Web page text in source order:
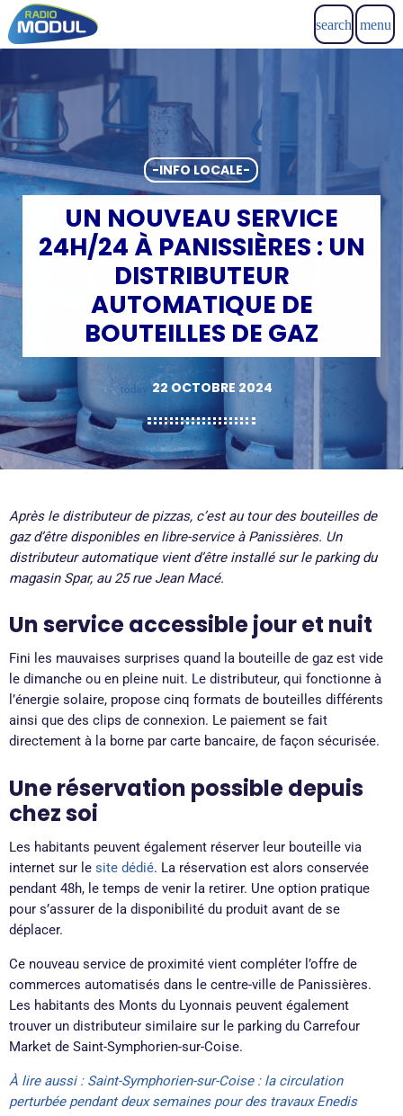
search menu
-INFO LOCALE-
UN NOUVEAU SERVICE
24H/24 À PANISSIÈRES : UN
DISTRIBUTEUR
AUTOMATIQUE DE
BOUTEILLES DE GAZ
today 22 OCTOBRE 2024
Après le distributeur de pizzas, c’est au tour des bouteilles de
gaz d’être disponibles en libre-service à Panissières. Un
distributeur automatique vient d’être installé sur le parking du
magasin Spar, au 25 rue Jean Macé.
Un service accessible jour et nuit
Fini les mauvaises surprises quand la bouteille de gaz est vide
le dimanche ou en pleine nuit. Le distributeur, qui fonctionne à
l’énergie solaire, propose cinq formats de bouteilles différents
ainsi que des clips de connexion. Le paiement se fait
directement à la borne par carte bancaire, de façon sécurisée.
Une réservation possible depuis
chez soi
Les habitants peuvent également réserver leur bouteille via
internet sur le site dédié. La réservation est alors conservée
pendant 48h, le temps de venir la retirer. Une option pratique
pour s’assurer de la disponibilité du produit avant de se
déplacer.
Ce nouveau service de proximité vient compléter l’offre de
commerces automatisés dans le centre-ville de Panissières.
Les habitants des Monts du Lyonnais peuvent également
trouver un distributeur similaire sur le parking du Carrefour
Market de Saint-Symphorien-sur-Coise.
À lire aussi : Saint-Symphorien-sur-Coise : la circulation
perturbée pendant deux semaines pour des travaux Enedis